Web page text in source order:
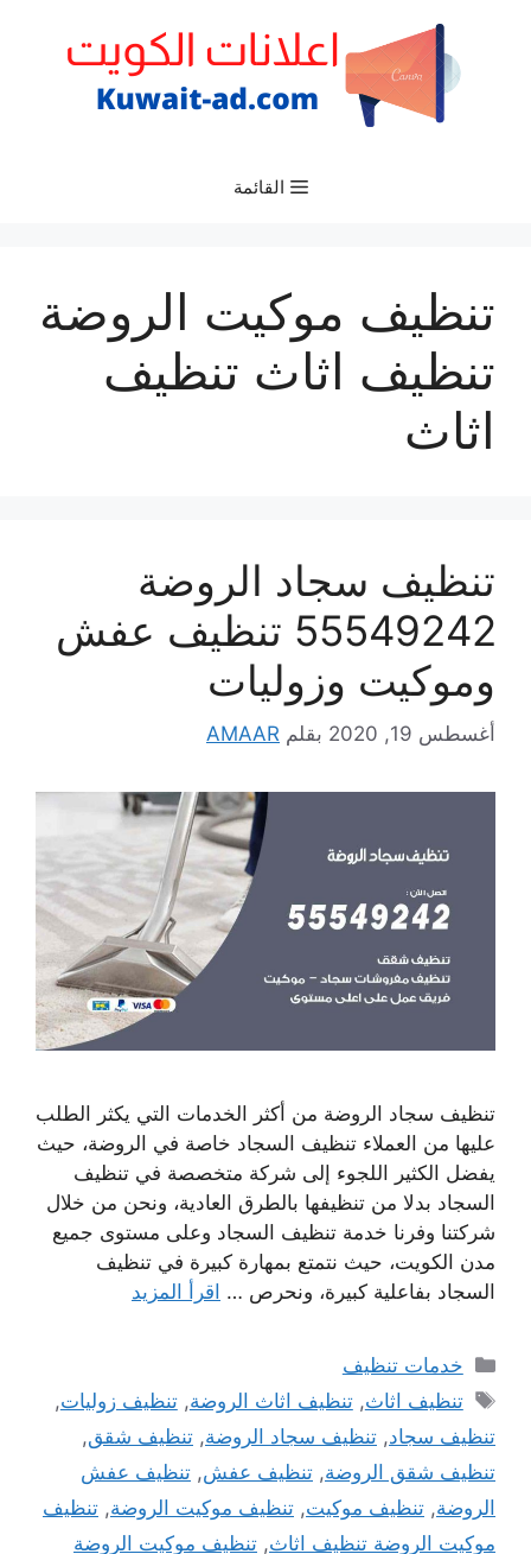
القائمة
تنظيف موكيت الروضة
تنظيف اثاث تنظيف
اثاث
تنظيف سجاد الروضة
55549242 تنظيف عفش
وموكيت وزوليات
أغسطس 19, 2020 بقلم AMAAR
تنظيف سجاد الروضة من أكثر الخدمات التي يكثر الطلب
عليها من العملاء تنظيف السجاد خاصة في الروضة، حيث
يفضل الكثير اللجوء إلى شركة متخصصة في تنظيف
السجاد بدلا من تنظيفها بالطرق العادية، ونحن من خلال
شركتنا وفرنا خدمة تنظيف السجاد وعلى مستوى جميع
مدن الكويت، حيث نتمتع بمهارة كبيرة في تنظيف
السجاد بفاعلية كبيرة، ونحرص … اقرأ المزيد
التصنيفات
خدمات تنظيف
الوسوم
تنظيف اثاث,تنظيف اثاث الروضة,تنظيف زوليات,
تنظيف سجاد, تنظيف سجاد الروضة, تنظيف شقق,
تنظيف شقق الروضة, تنظيف عفش, تنظيف عفش
الروضة, تنظيف موكيت, تنظيف موكيت الروضة, تنظيف
موكيت الروضة تنظيف اثاث, تنظيف موكيت الروضة